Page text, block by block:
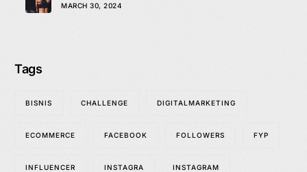
MARCH 30, 2024
Tags
BISNIS CHALLENGE DIGITALMARKETING
ECOMMERCE FACEBOOK FOLLOWERS FYP
INFLUENCER INSTAGRA INSTAGRAM